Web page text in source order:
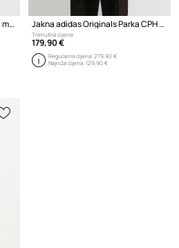
adidas Originals x SPZL jakna za muškarce Jakna adidas Originals Parka CPH JKT
Trenutna cijena:
179,90 €
Regularna cijena:279,90 €
Najniža cijena:129,90 €